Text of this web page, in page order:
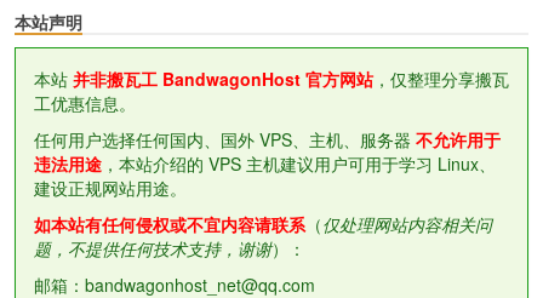
本站声明
本站 并非搬瓦工 BandwagonHost 官方网站，仅整理分享搬瓦
工优惠信息。
任何用户选择任何国内、国外 VPS、主机、服务器 不允许用于
违法用途 ，本站介绍的 VPS 主机建议用户可用于学习 Linux、
建设正规网站用途。
如本站有任何侵权或不宜内容请联系（仅处理网站内容相关问
题，不提供任何技术支持，谢谢）：
邮箱：bandwagonhost_net@qq.com